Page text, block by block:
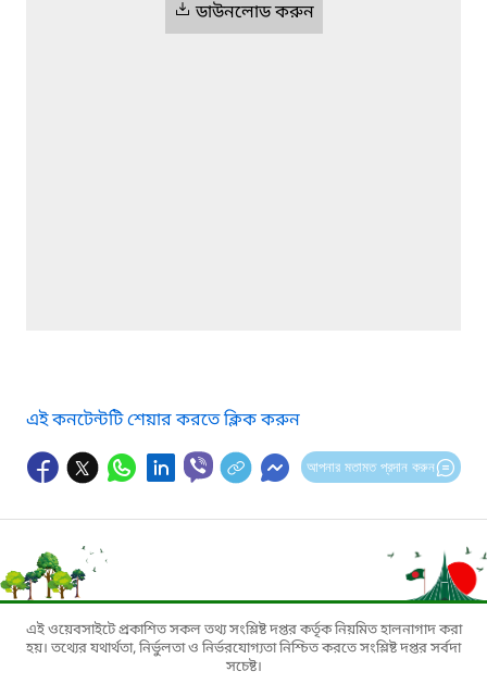
ডাউনলোড করুন
এই কনটেন্টটি শেয়ার করতে ক্লিক করুন
আপনার মতামত প্রদান করুন
এই ওয়েবসাইটে প্রকাশিত সকল তথ্য সংশ্লিষ্ট দপ্তর কর্তৃক নিয়মিত হালনাগাদ করা
হয়। তথ্যের যথার্থতা, নির্ভুলতা ও নির্ভরযোগ্যতা নিশ্চিত করতে সংশ্লিষ্ট দপ্তর সর্বদা
সচেষ্ট।